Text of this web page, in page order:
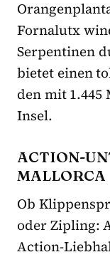
Fornalutx
Serpentinen
bietet einen
den mit
Insel.
ACTION-
MALLORCA
Ob
oder Zipling:
Action-